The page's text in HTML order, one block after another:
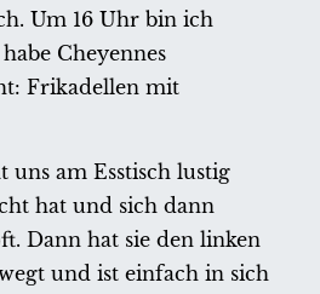
Um 16 Uhr bin ich
Cheyennes
Frikadellen mit
uns am Esstisch lustig
hat und sich dann
Dann hat sie den linken
und ist einfach in sich